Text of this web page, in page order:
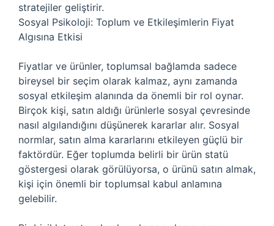
stratejiler geliştirir.
Sosyal Psikoloji: Toplum ve Etkileşimlerin Fiyat
Algısına Etkisi
Fiyatlar ve ürünler, toplumsal bağlamda sadece
bireysel bir seçim olarak kalmaz, aynı zamanda
sosyal etkileşim alanında da önemli bir rol oynar.
Birçok kişi, satın aldığı ürünlerle sosyal çevresinde
nasıl algılandığını düşünerek kararlar alır. Sosyal
normlar, satın alma kararlarını etkileyen güçlü bir
faktördür. Eğer toplumda belirli bir ürün statü
göstergesi olarak görülüyorsa, o ürünü satın almak,
kişi için önemli bir toplumsal kabul anlamına
gelebilir.